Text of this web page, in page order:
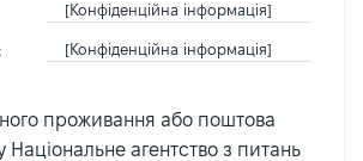
[Конфіденційна інформація]
[Конфіденційна інформація]
проживання або поштова
Національне агентство з питань